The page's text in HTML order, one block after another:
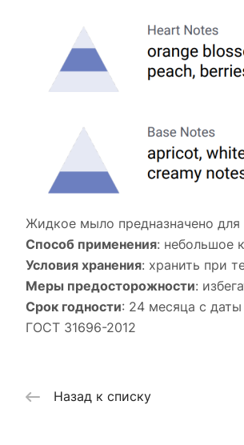
Жидкое мыло предназначено
Способ применения: небольшое
Условия хранения: хранить при
Меры предосторожности:
Срок годности: 24 месяца с даты
ГОСТ 31696-2012
Назад к списку